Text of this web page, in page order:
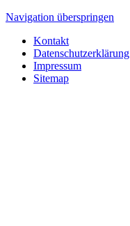
Navigation überspringen
Kontakt
Datenschutzerklärung
Impressum
Sitemap